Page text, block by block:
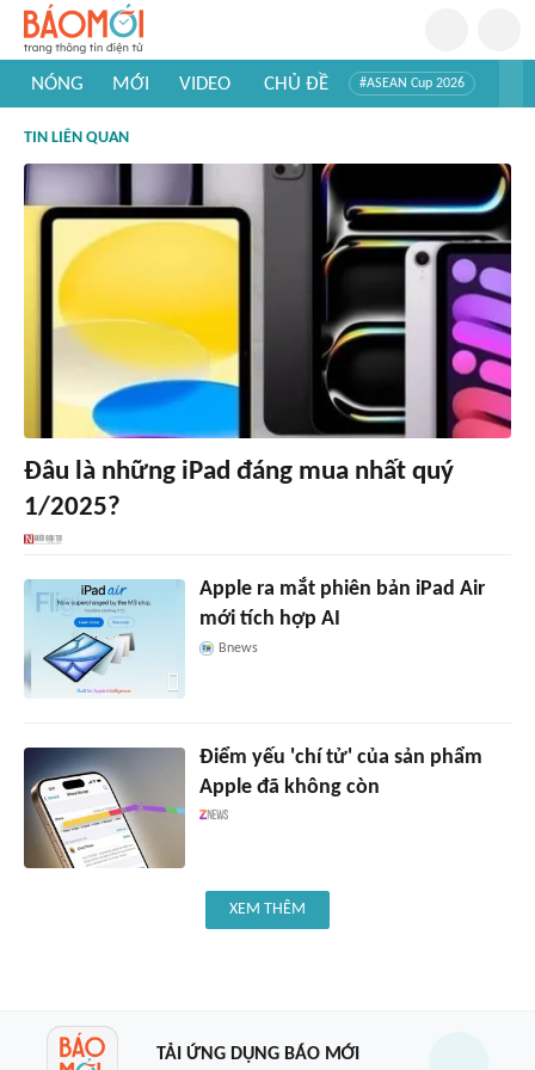
NÓNG MỚI VIDEO CHỦ ĐỀ #ASEAN Cup 2026
#Khám phá thế giới
TIN LIÊN QUAN
Đâu là những iPad đáng mua nhất quý
1/2025?
Apple ra mắt phiên bản iPad Air
mới tích hợp AI
Bnews
Điểm yếu 'chí tử' của sản phẩm
Apple đã không còn
XEM THÊM
TẢI ỨNG DỤNG BÁO MỚI